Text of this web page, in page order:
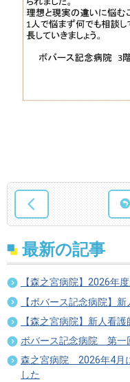
最新の記事
【森之宮病院】2026年
【ボバース記念病院】
【森之宮病院】新人看
ボバース記念病院 第一
森之宮病院 2026年4月
した